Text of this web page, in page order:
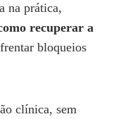
na prática,
recuperar a
bloqueios
clínica, sem